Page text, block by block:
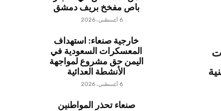
باص مفخخ بريف دمشق
6 أغسطس، 2026
خارجية صنعاء: استهداف
المعسكرات السعودية في
اليمن حق مشروع لمواجهة
الأنشطة العدائية
6 أغسطس، 2026
صنعاء تحذر المواطنين